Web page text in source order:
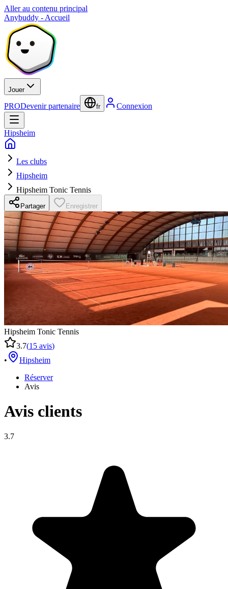
Aller au contenu principal
Anybuddy - Accueil
Jouer
PRODevenir partenaire fr Connexion
Hipsheim
Les clubs
Hipsheim
Hipsheim Tonic Tennis
Partager Enregistrer
Hipsheim Tonic Tennis
3.7(15 avis)
•
Hipsheim
Réserver
Avis
Avis clients
3.7